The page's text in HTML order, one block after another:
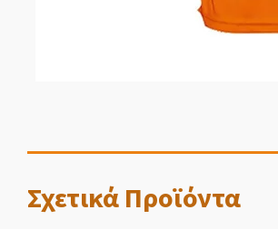
Σχετικά Προϊόντα